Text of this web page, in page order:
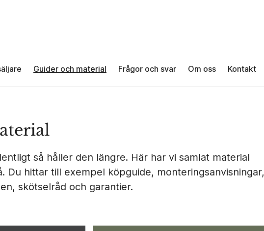
Guider och material Frågor och svar Om oss Kontakt
så håller den längre. Här har vi samlat material
Du hittar till exempel köpguide, monteringsanvisningar,
skötselråd och garantier.